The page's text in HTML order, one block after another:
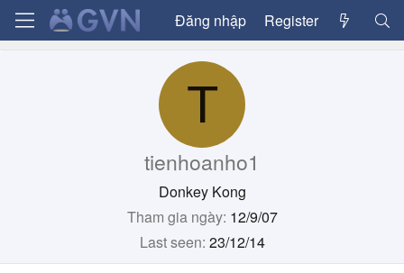
Đăng nhập Register
T
tienhoanho1
Donkey Kong
Tham gia ngày 12/9/07
Last seen 23/12/14